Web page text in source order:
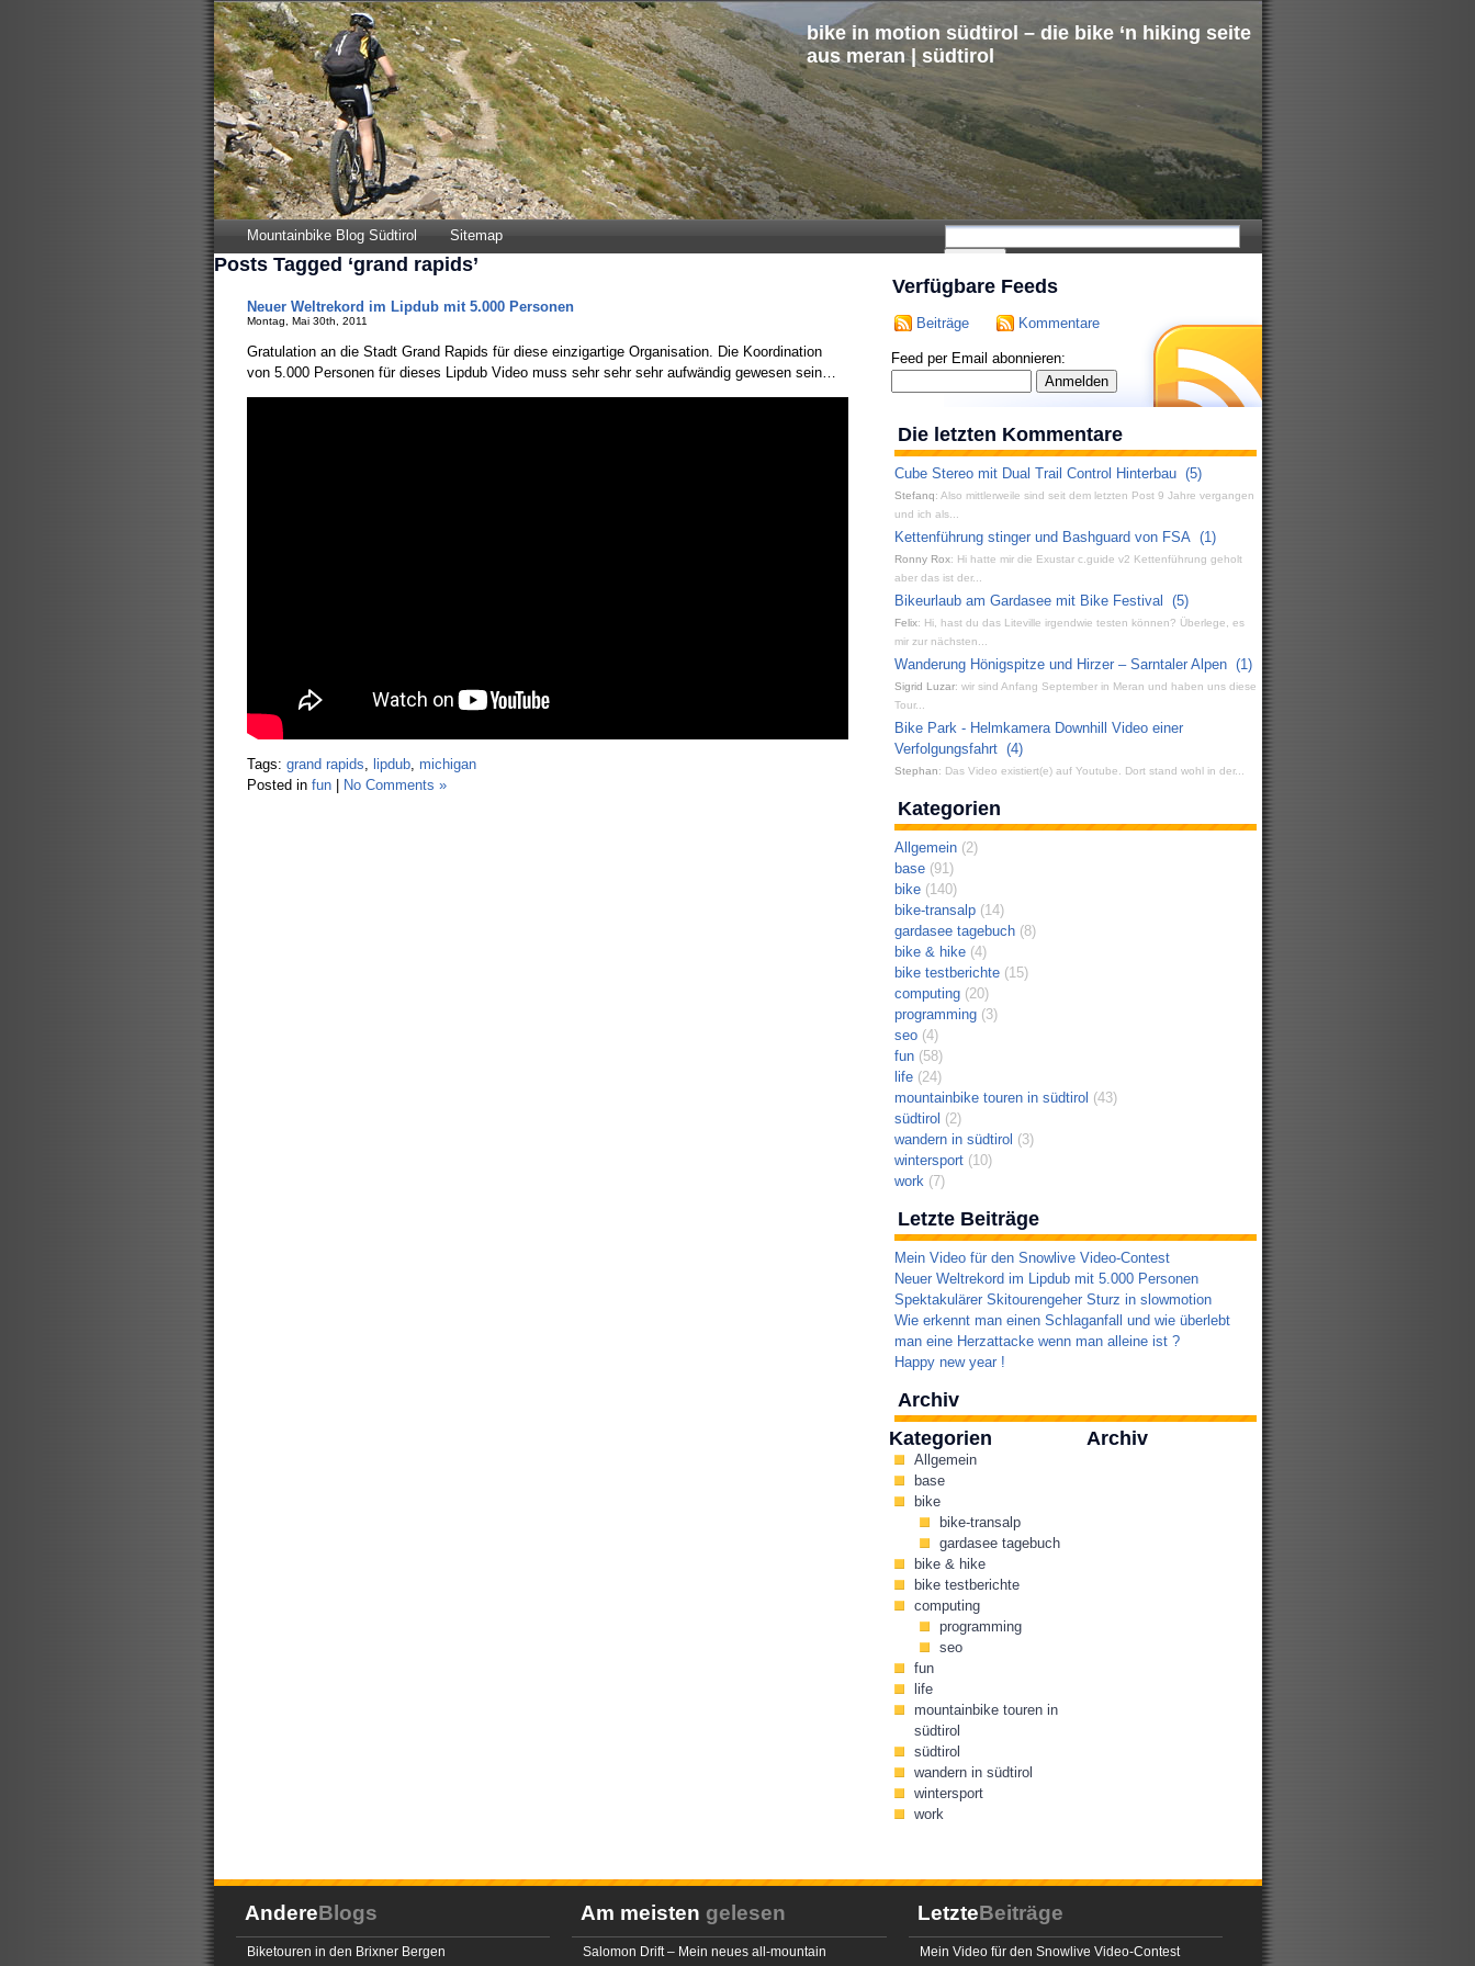
bike in motion südtirol – die bike ‘n hiking seite
aus meran | südtirol
Mountainbike Blog Südtirol Sitemap
Posts Tagged ‘grand rapids’
Neuer Weltrekord im Lipdub mit 5.000 Personen
Montag, Mai 30th, 2011
Gratulation an die Stadt Grand Rapids für diese einzigartige Organisation. Die Koordination
von 5.000 Personen für dieses Lipdub Video muss sehr sehr sehr aufwändig gewesen sein…
Tags: grand rapids, lipdub, michigan
Posted in fun| No Comments »
Verfügbare Feeds
Beiträge Kommentare
Feed per Email abonnieren:
Die letzten Kommentare
Cube Stereo mit Dual Trail Control Hinterbau (5)
Stefanq: Also mittlerweile sind seit dem letzten Post 9 Jahre vergangen
und ich als...
Kettenführung stinger und Bashguard von FSA (1)
Ronny Rox: Hi hatte mir die Exustar c.guide v2 Kettenführung geholt
aber das ist der...
Bikeurlaub am Gardasee mit Bike Festival
(5)
Felix: Hi, hast du das Liteville irgendwie testen können? Überlege, es
mir zur nächsten...
Wanderung Hönigspitze und Hirzer – Sarntaler Alpen (1)
Sigrid Luzar: wir sind Anfang September in Meran und haben uns diese
Tour...
Bike Park - Helmkamera Downhill Video einer
Verfolgungsfahrt (4)
Stephan: Das Video existiert(e) auf Youtube. Dort stand wohl in der...
Kategorien
Allgemein(2)
base(91)
bike(140)
bike-transalp(14)
gardasee tagebuch(8)
bike & hike(4)
bike testberichte(15)
computing(20)
programming(3)
seo(4)
fun(58)
life(24)
mountainbike touren in südtirol (43)
südtirol (2)
wandern in südtirol (3)
wintersport(10)
work(7)
Letzte Beiträge
Mein Video für den Snowlive Video-Contest
Neuer Weltrekord im Lipdub mit 5.000 Personen
Spektakulärer Skitourengeher Sturz in slowmotion
Wie erkennt man einen Schlaganfall und wie überlebt
man eine Herzattacke wenn man alleine ist ?
Happy new year !
Archiv
Kategorien
Allgemein
base
bike
bike-transalp
gardasee tagebuch
bike & hike
bike testberichte
computing
programming
seo
fun
life
mountainbike touren in
südtirol
südtirol
wandern in südtirol
wintersport
work
Archiv
AndereBlogs
Biketouren in den Brixner Bergen
Am meisten gelesen
Salomon Drift – Mein neues all-mountain
LetzteBeiträge
Mein Video für den Snowlive Video-Contest